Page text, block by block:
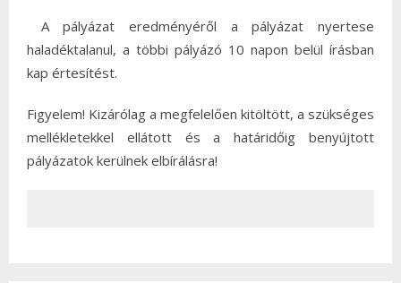
A pályázat eredményéről a pályázat nyertese
haladéktalanul, a többi pályázó 10 napon belül írásban
kap értesítést.
Figyelem! Kizárólag a megfelelően kitöltött, a szükséges
mellékletekkel ellátott és a határidőig benyújtott
pályázatok kerülnek elbírálásra!